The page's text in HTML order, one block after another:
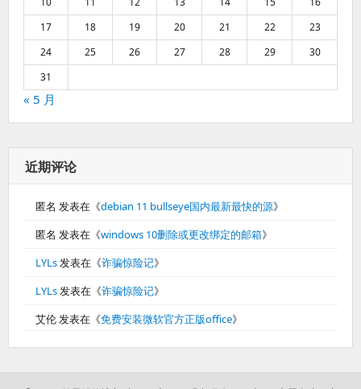
17
18 19 20 21 22
23
24
25 26 27 28 29
30
31
« 5 月
近期评论
匿名 发表在《debian 11 bullseye国内最新最快的源》
匿名 发表在《windows 10删除或更改绑定的邮箱》
LYLs发表在《诈骗惊险记》
LYLs发表在《诈骗惊险记》
艾伦发表在《免费安装微软官方正版office》